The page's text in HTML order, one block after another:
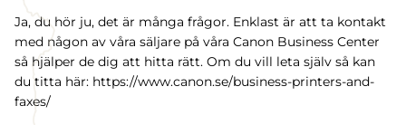
Ja, du hör ju, det är många frågor. Enklast är att ta kontakt
med någon av våra säljare på våra Canon Business Center
så hjälper de dig att hitta rätt. Om du vill leta själv så kan
du titta här: https://www.canon.se/business-printers-and-
faxes/